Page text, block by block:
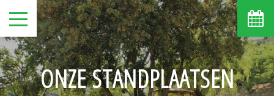
ONZE STANDPLAATSEN